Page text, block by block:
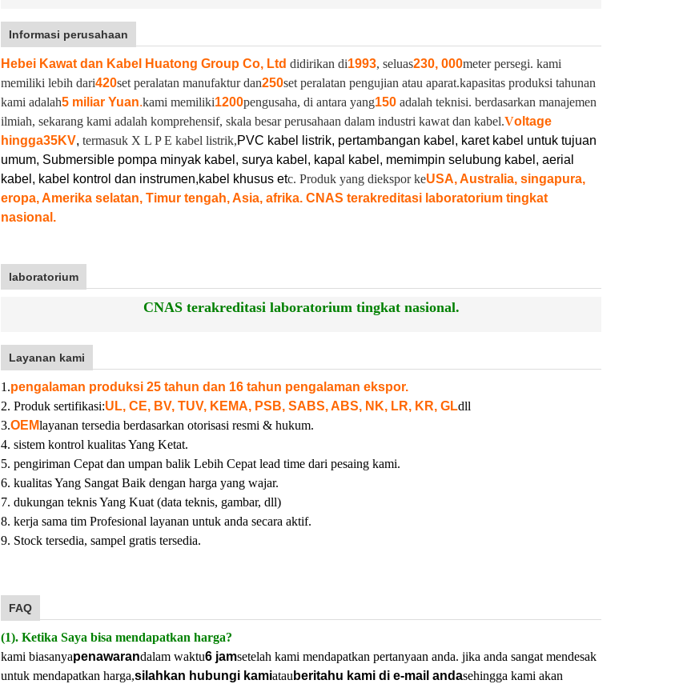
Informasi perusahaan
Hebei Kawat dan Kabel Huatong Group Co, Ltd didirikan di1993, seluas230, 000meter persegi. kami
memiliki lebih dari420set peralatan manufaktur dan250set peralatan pengujian atau aparat.kapasitas produksi tahunan
kami adalah5 miliar Yuan.kami memiliki1200pengusaha, di antara yang150 adalah teknisi. berdasarkan manajemen
ilmiah, sekarang kami adalah komprehensif, skala besar perusahaan dalam industri kawat dan kabel.Voltage
hingga35KV, termasuk X L P E kabel listrik,PVC kabel listrik, pertambangan kabel, karet kabel untuk tujuan
umum, Submersible pompa minyak kabel, surya kabel, kapal kabel, memimpin selubung kabel, aerial
kabel, kabel kontrol dan instrumen,kabel khusus etc. Produk yang diekspor keUSA, Australia, singapura,
eropa, Amerika selatan, Timur tengah, Asia, afrika. CNAS terakreditasi laboratorium tingkat
nasional.
laboratorium
CNAS terakreditasi laboratorium tingkat nasional.
Layanan kami
1.pengalaman produksi 25 tahun dan 16 tahun pengalaman ekspor.
2. Produk sertifikasi:UL, CE, BV, TUV, KEMA, PSB, SABS, ABS, NK, LR, KR, GLdll
3.OEMlayanan tersedia berdasarkan otorisasi resmi & hukum.
4. sistem kontrol kualitas Yang Ketat.
5. pengiriman Cepat dan umpan balik Lebih Cepat lead time dari pesaing kami.
6. kualitas Yang Sangat Baik dengan harga yang wajar.
7. dukungan teknis Yang Kuat (data teknis, gambar, dll)
8. kerja sama tim Profesional layanan untuk anda secara aktif.
9. Stock tersedia, sampel gratis tersedia.
FAQ
(1). Ketika Saya bisa mendapatkan harga?
kami biasanyapenawarandalam waktu6 jamsetelah kami mendapatkan pertanyaan anda. jika anda sangat mendesak
untuk mendapatkan harga,silahkan hubungi kamiatau beritahu kami di e-mail andasehingga kami akan